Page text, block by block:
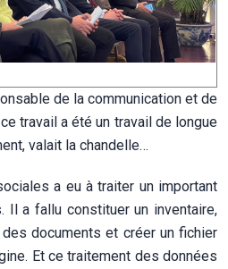
de la communication et de
travail a été un travail de longue
valait la chandelle…
a eu à traiter un important
Il a fallu constituer un inventaire,
documents et créer un fichier
Et ce traitement des données